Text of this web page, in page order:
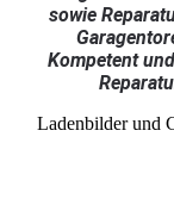
sowie
Kompetent
Ladenbilder und